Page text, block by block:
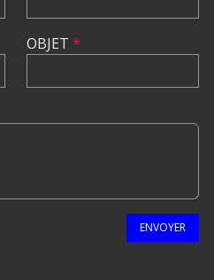
OBJET *
ENVOYER